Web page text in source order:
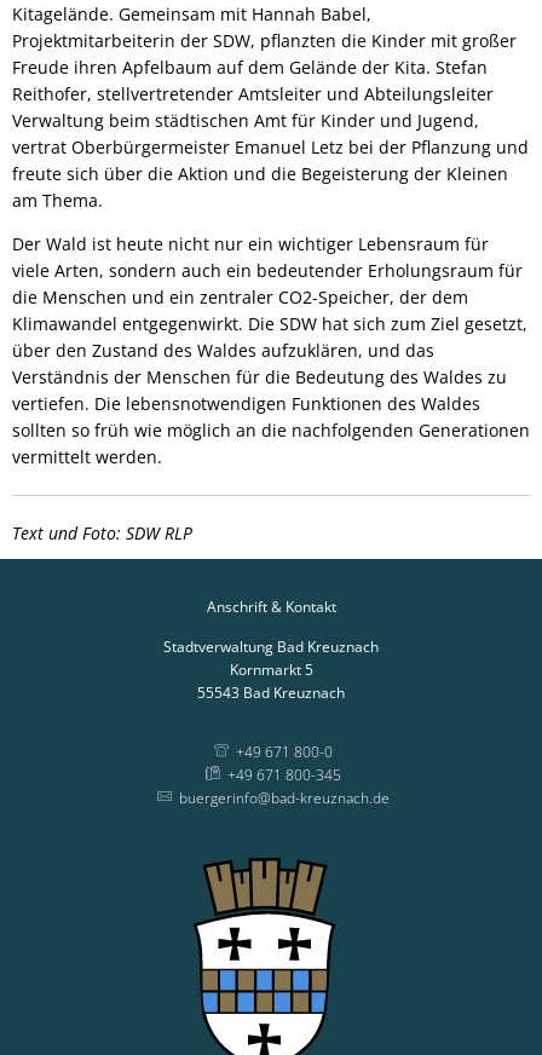
Kitagelände. Gemeinsam mit Hannah Babel,
Projektmitarbeiterin der SDW, pflanzten die Kinder mit großer
Freude ihren Apfelbaum auf dem Gelände der Kita. Stefan
Reithofer, stellvertretender Amtsleiter und Abteilungsleiter
Verwaltung beim städtischen Amt für Kinder und Jugend,
vertrat Oberbürgermeister Emanuel Letz bei der Pflanzung und
freute sich über die Aktion und die Begeisterung der Kleinen
am Thema.
Der Wald ist heute nicht nur ein wichtiger Lebensraum für
viele Arten, sondern auch ein bedeutender Erholungsraum für
die Menschen und ein zentraler CO2-Speicher, der dem
Klimawandel entgegenwirkt. Die SDW hat sich zum Ziel gesetzt,
über den Zustand des Waldes aufzuklären, und das
Verständnis der Menschen für die Bedeutung des Waldes zu
vertiefen. Die lebensnotwendigen Funktionen des Waldes
sollten so früh wie möglich an die nachfolgenden Generationen
vermittelt werden.
Text und Foto: SDW RLP
Anschrift & Kontakt
Stadtverwaltung Bad Kreuznach
Kornmarkt 5
55543 Bad Kreuznach
+49 671 800-0
+49 671 800-345
buergerinfo@bad-kreuznach.de